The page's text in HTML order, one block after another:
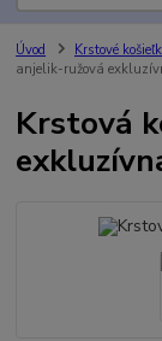
Úvod Krstové
anjelik-ružová
Krstová